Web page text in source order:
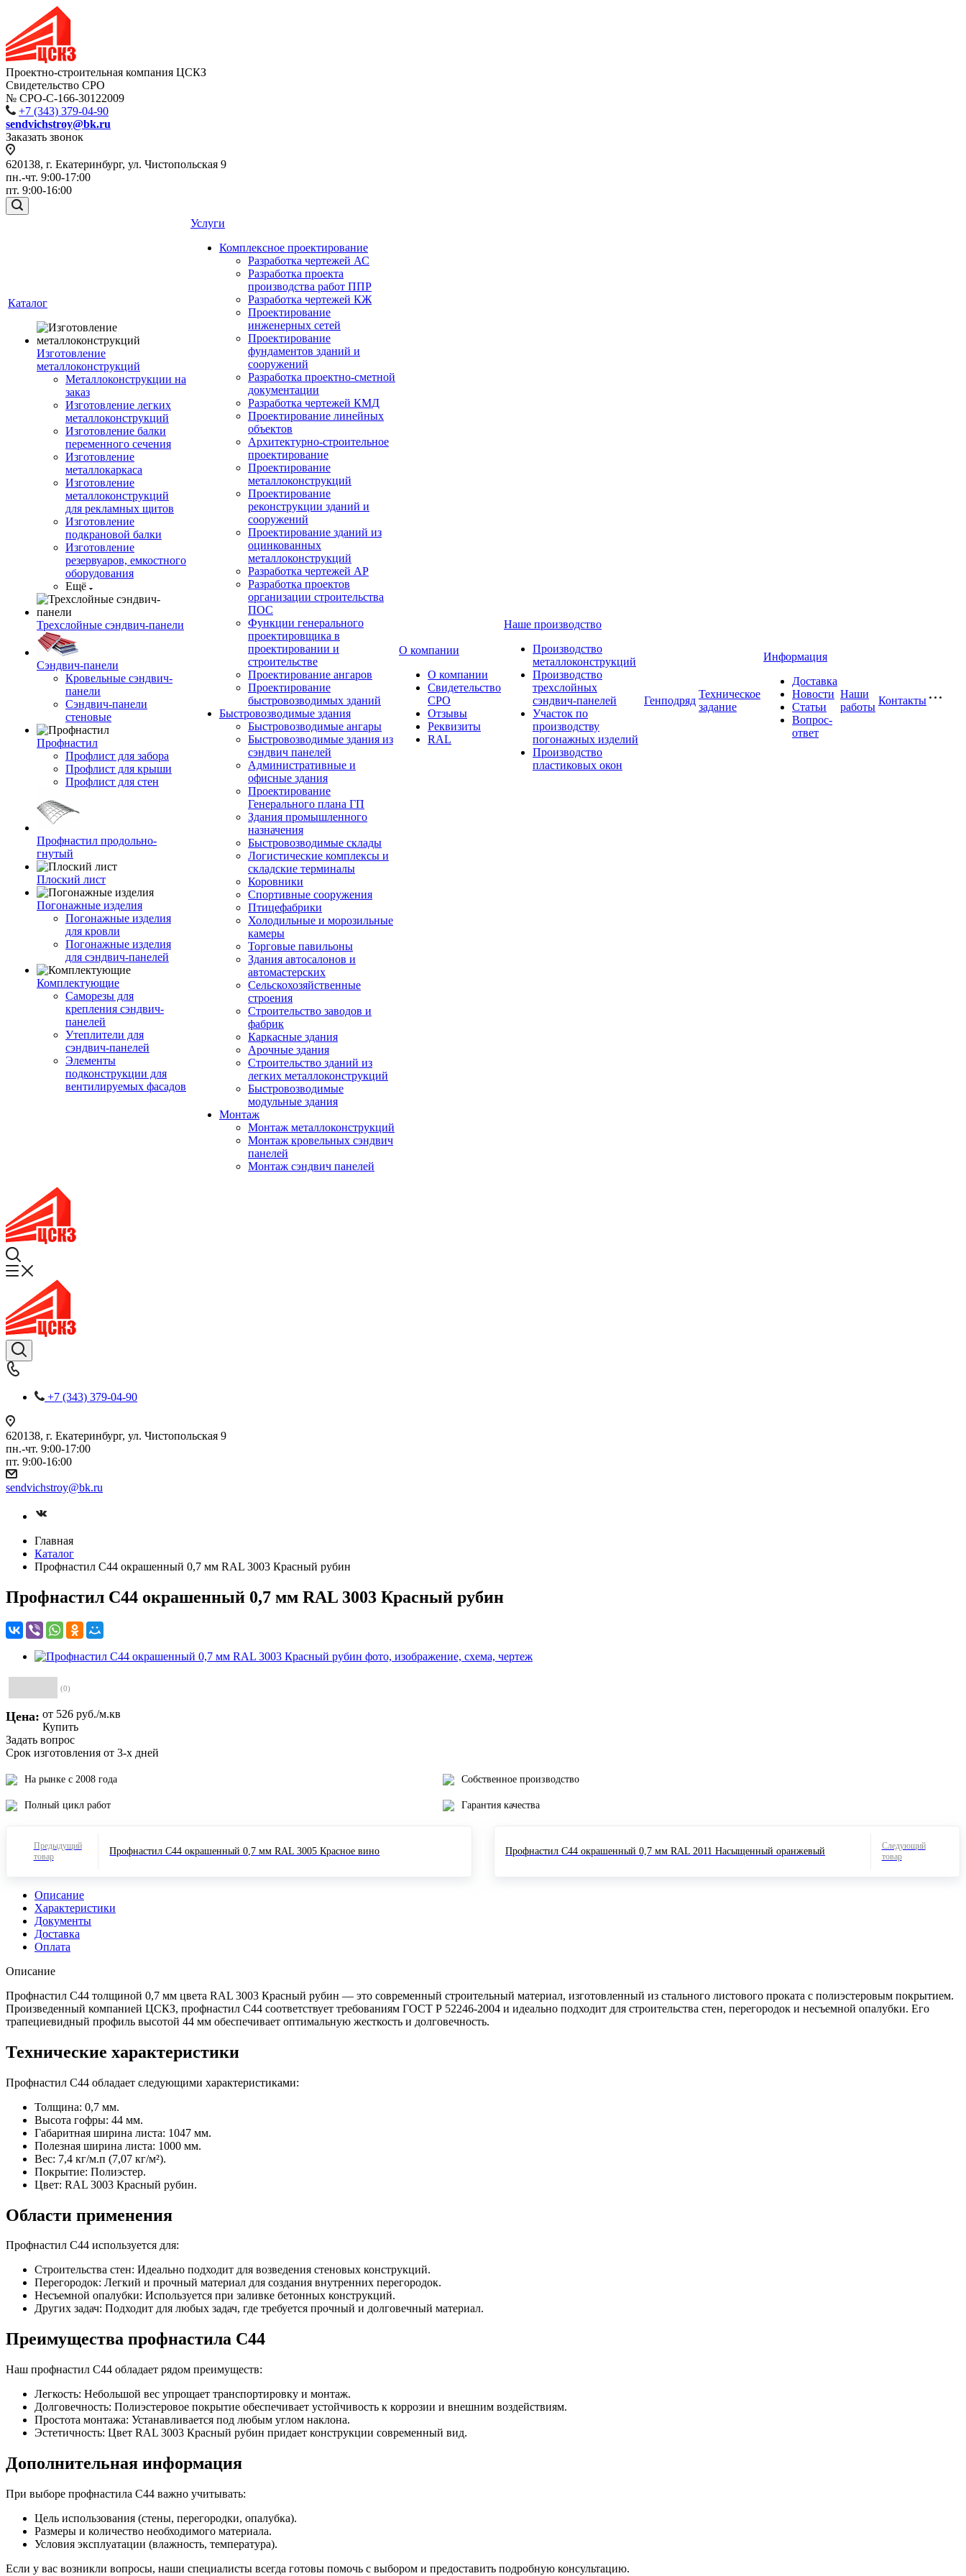
Проектно-строительная компания ЦСКЗ
Свидетельство СРО
№ СРО-С-166-30122009
+7 (343) 379-04-90
sendvichstroy@bk.ru
Заказать звонок
620138, г. Екатеринбург, ул. Чистопольская 9
пн.-чт. 9:00-17:00
пт. 9:00-16:00
Каталог
Изготовление
металлоконструкций
Металлоконструкции на
заказ
Изготовление легких
металлоконструкций
Изготовление балки
переменного сечения
Изготовление
металлокаркаса
Изготовление
металлоконструкций
для рекламных щитов
Изготовление
подкрановой балки
Изготовление
резервуаров, емкостного
оборудования
Ещё
Трехслойные сэндвич-панели
Сэндвич-панели
Кровельные сэндвич-
панели
Сэндвич-панели
стеновые
Профнастил
Профлист для забора
Профлист для крыши
Профлист для стен
Профнастил продольно-
гнутый
Плоский лист
Погонажные изделия
Погонажные изделия
для кровли
Погонажные изделия
для сэндвич-панелей
Комплектующие
Саморезы для
крепления сэндвич-
панелей
Утеплители для
сэндвич-панелей
Элементы
подконструкции для
вентилируемых фасадов
Услуги
Комплексное проектирование
Разработка чертежей АС
Разработка проекта
производства работ ППР
Разработка чертежей КЖ
Проектирование
инженерных сетей
Проектирование
фундаментов зданий и
сооружений
Разработка проектно-сметной
документации
Разработка чертежей КМД
Проектирование линейных
объектов
Архитектурно-строительное
проектирование
Проектирование
металлоконструкций
Проектирование
реконструкции зданий и
сооружений
Проектирование зданий из
оцинкованных
металлоконструкций
Разработка чертежей АР
Разработка проектов
организации строительства
ПОС
Функции генерального
проектировщика в
проектировании и
строительстве
Проектирование ангаров
Проектирование
быстровозводимых зданий
Быстровозводимые здания
Быстровозводимые ангары
Быстровозводимые здания из
сэндвич панелей
Административные и
офисные здания
Проектирование
Генерального плана ГП
Здания промышленного
назначения
Быстровозводимые склады
Логистические комплексы и
складские терминалы
Коровники
Спортивные сооружения
Птицефабрики
Холодильные и морозильные
камеры
Торговые павильоны
Здания автосалонов и
автомастерских
Сельскохозяйственные
строения
Строительство заводов и
фабрик
Каркасные здания
Арочные здания
Строительство зданий из
легких металлоконструкций
Быстровозводимые
модульные здания
Монтаж
Монтаж металлоконструкций
Монтаж кровельных сэндвич
панелей
Монтаж сэндвич панелей
О компании
О компании
Свидетельство
СРО
Отзывы
Реквизиты
RAL
Наше производство
Производство
металлоконструкций
Производство
трехслойных
сэндвич-панелей
Участок по
производству
погонажных изделий
Производство
пластиковых окон
Генподряд
Техническое
задание
Информация
Доставка
Новости
Статьи
Вопрос-
ответ
Наши
работы
Контакты
+7 (343) 379-04-90
620138, г. Екатеринбург, ул. Чистопольская 9
пн.-чт. 9:00-17:00
пт. 9:00-16:00
sendvichstroy@bk.ru
Главная
Каталог
Профнастил С44 окрашенный 0,7 мм RAL 3003 Красный рубин
Профнастил С44 окрашенный 0,7 мм RAL 3003 Красный рубин
(0)
Цена: от 526 руб./м.кв
Купить
Задать вопрос
Срок изготовления от 3-х дней
На рынке с 2008 года Собственное производство
Полный цикл работ Гарантия качества
Предыдущий
товар
Профнастил С44 окрашенный 0,7 мм RAL 3005 Красное вино Профнастил С44 окрашенный 0,7 мм RAL 2011 Насыщенный оранжевый
Следующий
товар
Описание
Характеристики
Документы
Доставка
Оплата
Описание
Профнастил С44 толщиной 0,7 мм цвета RAL 3003 Красный рубин — это современный строительный материал, изготовленный из стального листового проката с полиэстеровым покрытием.
Произведенный компанией ЦСКЗ, профнастил С44 соответствует требованиям ГОСТ Р 52246-2004 и идеально подходит для строительства стен, перегородок и несъемной опалубки. Его
трапециевидный профиль высотой 44 мм обеспечивает оптимальную жесткость и долговечность.
Технические характеристики
Профнастил С44 обладает следующими характеристиками:
Толщина: 0,7 мм.
Высота гофры: 44 мм.
Габаритная ширина листа: 1047 мм.
Полезная ширина листа: 1000 мм.
Вес: 7,4 кг/м.п (7,07 кг/м²).
Покрытие: Полиэстер.
Цвет: RAL 3003 Красный рубин.
Области применения
Профнастил С44 используется для:
Строительства стен: Идеально подходит для возведения стеновых конструкций.
Перегородок: Легкий и прочный материал для создания внутренних перегородок.
Несъемной опалубки: Используется при заливке бетонных конструкций.
Других задач: Подходит для любых задач, где требуется прочный и долговечный материал.
Преимущества профнастила С44
Наш профнастил С44 обладает рядом преимуществ:
Легкость: Небольшой вес упрощает транспортировку и монтаж.
Долговечность: Полиэстеровое покрытие обеспечивает устойчивость к коррозии и внешним воздействиям.
Простота монтажа: Устанавливается под любым углом наклона.
Эстетичность: Цвет RAL 3003 Красный рубин придает конструкции современный вид.
Дополнительная информация
При выборе профнастила С44 важно учитывать:
Цель использования (стены, перегородки, опалубка).
Размеры и количество необходимого материала.
Условия эксплуатации (влажность, температура).
Если у вас возникли вопросы, наши специалисты всегда готовы помочь с выбором и предоставить подробную консультацию.